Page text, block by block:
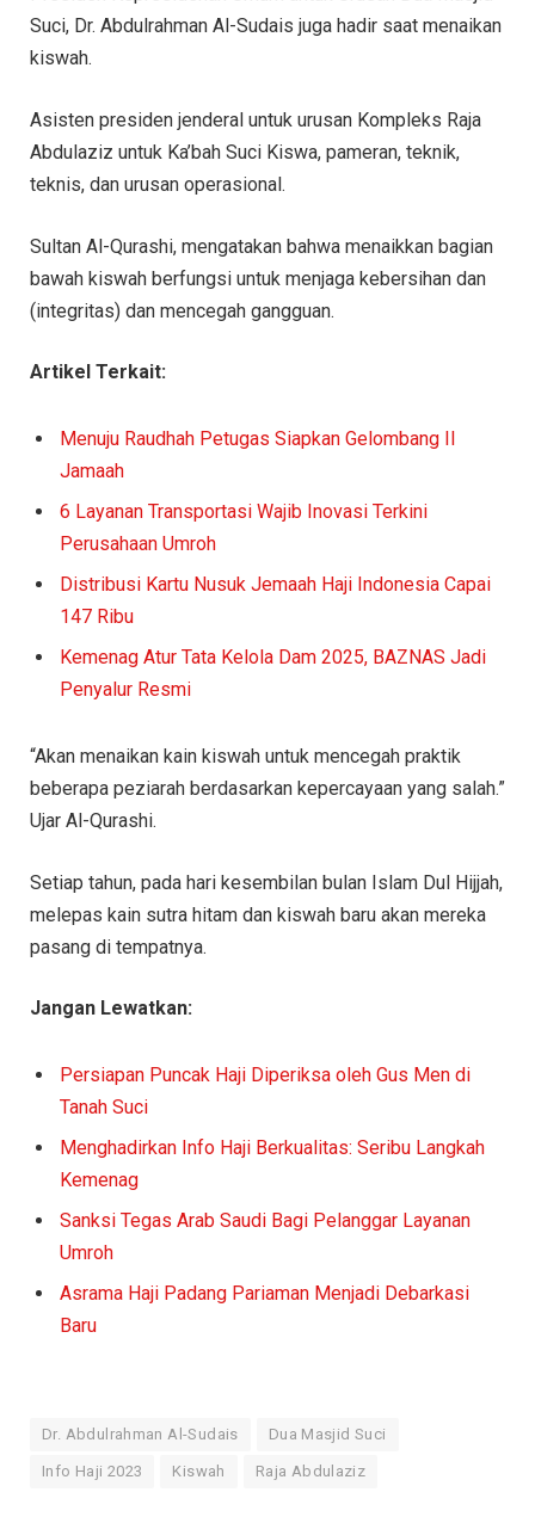
Suci, Dr. Abdulrahman Al-Sudais juga hadir saat menaikan
kiswah.
Asisten presiden jenderal untuk urusan Kompleks Raja
Abdulaziz untuk Ka’bah Suci Kiswa, pameran, teknik,
teknis, dan urusan operasional.
Sultan Al-Qurashi, mengatakan bahwa menaikkan bagian
bawah kiswah berfungsi untuk menjaga kebersihan dan
(integritas) dan mencegah gangguan.
Artikel Terkait:
Menuju Raudhah Petugas Siapkan Gelombang II
Jamaah
6 Layanan Transportasi Wajib Inovasi Terkini
Perusahaan Umroh
Distribusi Kartu Nusuk Jemaah Haji Indonesia Capai
147 Ribu
Kemenag Atur Tata Kelola Dam 2025, BAZNAS Jadi
Penyalur Resmi
“Akan menaikan kain kiswah untuk mencegah praktik
beberapa peziarah berdasarkan kepercayaan yang salah.”
Ujar Al-Qurashi.
Setiap tahun, pada hari kesembilan bulan Islam Dul Hijjah,
melepas kain sutra hitam dan kiswah baru akan mereka
pasang di tempatnya.
Jangan Lewatkan:
Persiapan Puncak Haji Diperiksa oleh Gus Men di
Tanah Suci
Menghadirkan Info Haji Berkualitas: Seribu Langkah
Kemenag
Sanksi Tegas Arab Saudi Bagi Pelanggar Layanan
Umroh
Asrama Haji Padang Pariaman Menjadi Debarkasi
Baru
Dr. Abdulrahman Al-Sudais Dua Masjid Suci
Info Haji 2023 Kiswah Raja Abdulaziz